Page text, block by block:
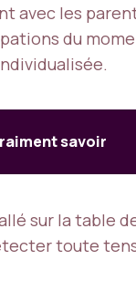
avec les
du
savoir
sur la table
toute